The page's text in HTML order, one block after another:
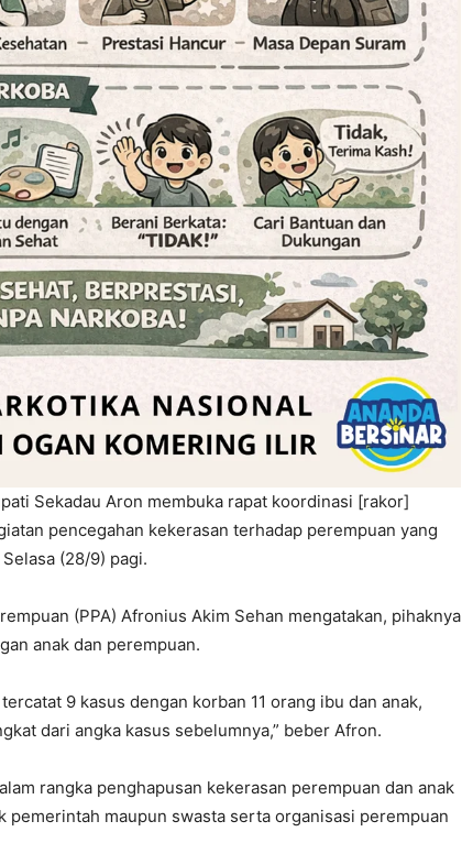
Sekadau Aron membuka rapat koordinasi [rakor]
pencegahan kekerasan terhadap perempuan yang
(28/9) pagi.
(PPA) Afronius Akim Sehan mengatakan, pihaknya
anak dan perempuan.
9 kasus dengan korban 11 orang ibu dan anak,
dari angka kasus sebelumnya,” beber Afron.
rangka penghapusan kekerasan perempuan dan anak
pemerintah maupun swasta serta organisasi perempuan